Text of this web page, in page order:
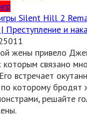
Silent Hill 2
Преступление и
011
жены привело
которым связано
встречает
по которому бродят
решайте